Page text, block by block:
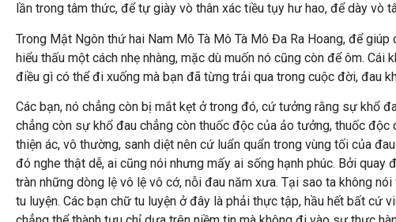
lần trong tâm thức, để tự giày vò thân xác tiều tụy hư hao, để dày
Trong Mật Ngôn thứ hai Nam Mô Tà Mô Tà Mô Đa Ra Hoang, để
hiểu thấu một cách nhẹ nhàng, mặc dù muốn nó cũng còn để ôm.
điều gì có thể đi xuống mà bạn đã từng trải qua trong cuộc đời, đau
Các bạn, nó chẳng còn bị mắt kẹt ở trong đó, cứ tưởng rằng sự khổ
chẳng còn sự khổ đau chẳng còn thuốc độc của ảo tưởng, thuốc độc
thiện ác, vô thường, sanh diệt nên cứ luẩn quẩn trong vùng tối của
đó nghe thật dễ, ai cũng nói nhưng mấy ai sống hạnh phúc. Bởi
tràn những dòng lệ vô lệ vô cớ, nỗi đau năm xưa. Tại sao ta không
tu luyện. Các bạn chữ tu luyện ở đây là phải thực tập, hầu hết bất cứ